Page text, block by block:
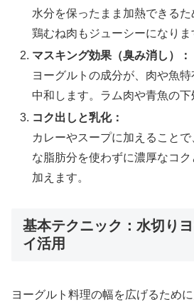
水分を保ったまま加熱できる
鶏むね肉もジューシーになりま
マスキング効果（臭み消し）：
ヨーグルトの成分が、肉や魚特
中和します。ラム肉や青魚の下
コク出しと乳化：
カレーやスープに加えることで
な脂肪分を使わずに濃厚なコ
加えます。
基本テクニック：水切り
イ活用
ヨーグルト料理の幅を広げるため